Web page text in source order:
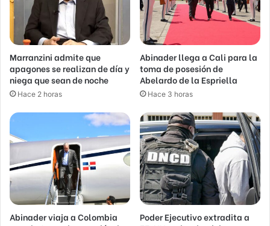
Marranzini admite que
apagones se realizan de día y
niega que sean de noche
Hace 2 horas
Abinader llega a Cali para la
toma de posesión de
Abelardo de la Espriella
Hace 3 horas
Abinader viaja a Colombia
Poder Ejecutivo extradita a